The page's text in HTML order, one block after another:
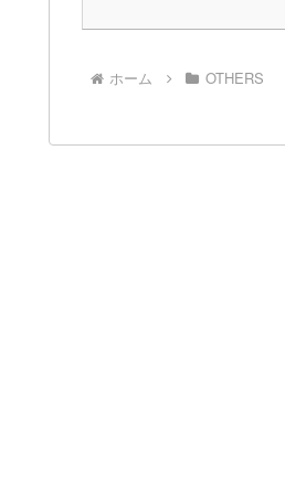
ホーム OTHERS